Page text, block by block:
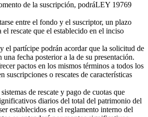
de la suscripción, podráLEY 19769
entre el fondo y el suscriptor, un plazo
rescate que el establecido en el inciso
el partícipe podrán acordar que la solicitud de
una fecha posterior a la de su presentación.
pactos en los mismos términos a todos los
suscripciones o rescates de características
de rescate y pago de cuotas que
diarios del total del patrimonio del
establecidos en el reglamento interno del